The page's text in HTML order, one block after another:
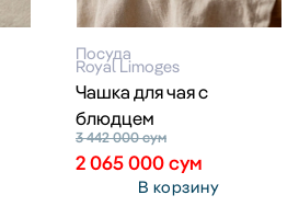
Посуда
Royal Limoges
Чашка для чая с
блюдцем
3 442 000сум
2 065 000сум
В корзину